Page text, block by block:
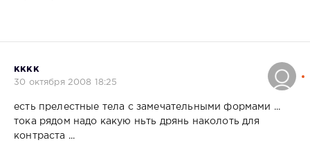
кккк
30 октября 2008 18:25
есть прелестные тела с замечательными формами ...
тока рядом надо какую ньть дрянь наколоть для
контраста ...